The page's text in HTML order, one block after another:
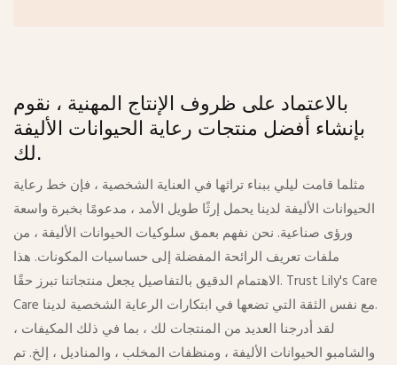
بالاعتماد على ظروف الإنتاج المهنية ، نقوم
بإنشاء أفضل منتجات رعاية الحيوانات الأليفة
لك.
مثلما قامت ليلي ببناء تراثها في العناية الشخصية ، فإن خط رعاية
الحيوانات الأليفة لدينا يحمل إرثًا طويل الأمد ، مدعومًا بخبرة واسعة
ورؤى صناعية. نحن نفهم بعمق سلوكيات الحيوانات الأليفة ، من
ملفات تعريف الرائحة المفضلة إلى حساسيات المكونات. هذا
الاهتمام الدقيق بالتفاصيل يجعل منتجاتنا تبرز حقًا. Trust Lily's Care
Care مع نفس الثقة التي تضعها في ابتكارات الرعاية الشخصية لدينا.
لقد أدرجنا العديد من المنتجات لك ، بما في ذلك المكيفات ،
والشامبو الحيوانات الأليفة ، ومنظفات المخلب ، والمناديل ، إلخ. تم